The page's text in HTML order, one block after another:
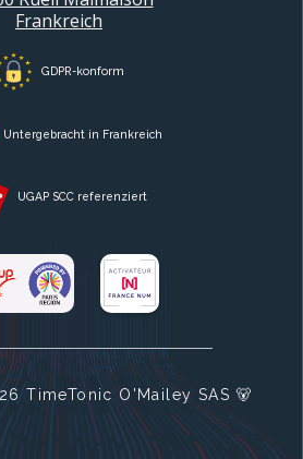
Frankreich
GDPR-konform
Untergebracht in Frankreich
UGAP SCC referenziert
TimeTonic O'Mailey SAS 🐻